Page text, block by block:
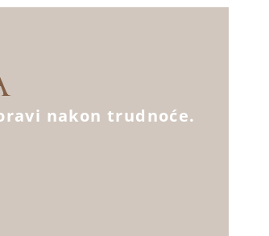
nakon trudnoće.